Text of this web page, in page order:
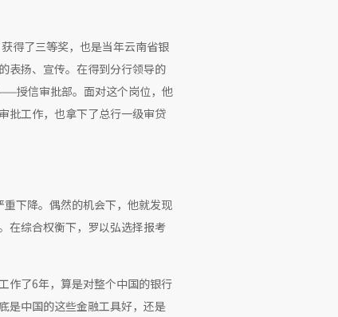
得了三等奖，也是当年云南省银
表扬、宣传。在得到分行领导的
授信审批部。面对这个岗位，他
批工作，也拿下了总行一级审贷
下降。偶然的机会下，他就发现
在综合权衡下，罗以弘选择报考
作了6年，算是对整个中国的银行
是中国的这些金融工具好，还是